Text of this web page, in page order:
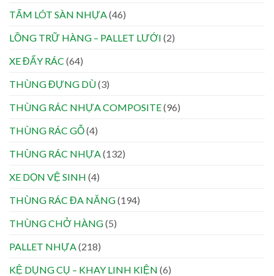
TẤM LÓT SÀN NHỰA (46)
LỒNG TRỮ HÀNG – PALLET LƯỚI (2)
XE ĐẨY RÁC (64)
THÙNG ĐỰNG DÙ(3)
THÙNG RÁC NHỰA COMPOSITE(96)
THÙNG RÁC GỖ(4)
THÙNG RÁC NHỰA (132)
XE DỌN VỆ SINH (4)
THÙNG RÁC ĐA NĂNG(194)
THÙNG CHỞ HÀNG(5)
PALLET NHỰA (218)
KỆ DỤNG CỤ – KHAY LINH KIỆN (6)